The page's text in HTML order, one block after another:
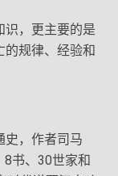
，更主要的是
的规律、经验和
，作者司马
书、30世家和